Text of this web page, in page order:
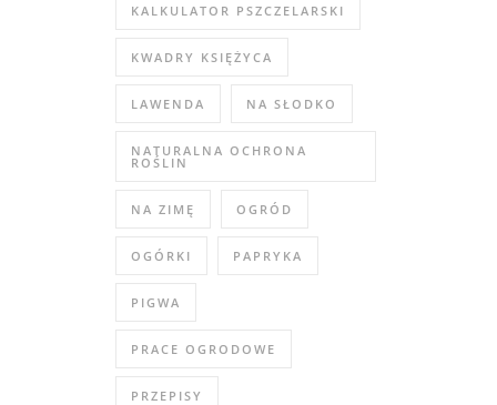
KALKULATOR PSZCZELARSKI
KWADRY KSIĘŻYCA
LAWENDA NA SŁODKO
NATURALNA OCHRONA
ROŚLIN
NA ZIMĘ OGRÓD
OGÓRKI PAPRYKA
PIGWA
PRACE OGRODOWE
PRZEPISY